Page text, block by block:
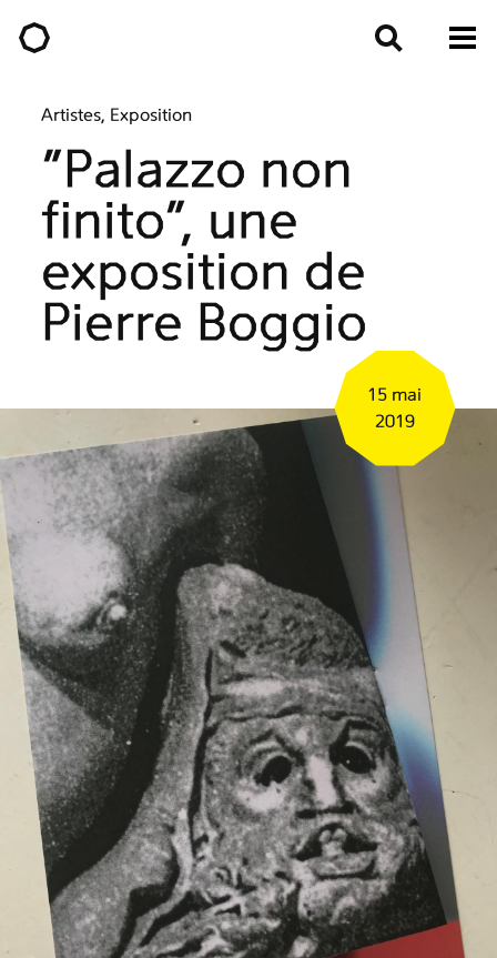
Artistes, Exposition
"Palazzo non
finito", une
exposition de
Pierre Boggio
15 mai
2019